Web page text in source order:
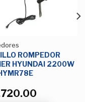
ROMPEDOR
HYUNDAI 2200W